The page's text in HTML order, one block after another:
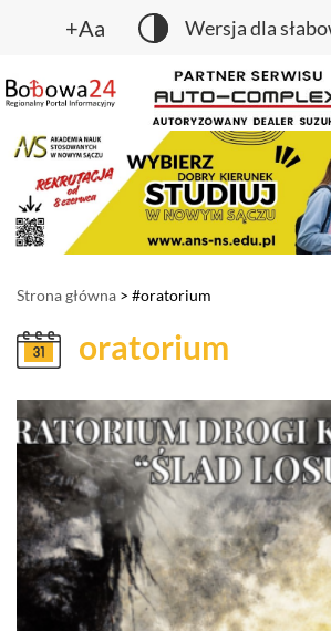
+Aa Wersja dla
Strona główna > #oratorium
oratorium